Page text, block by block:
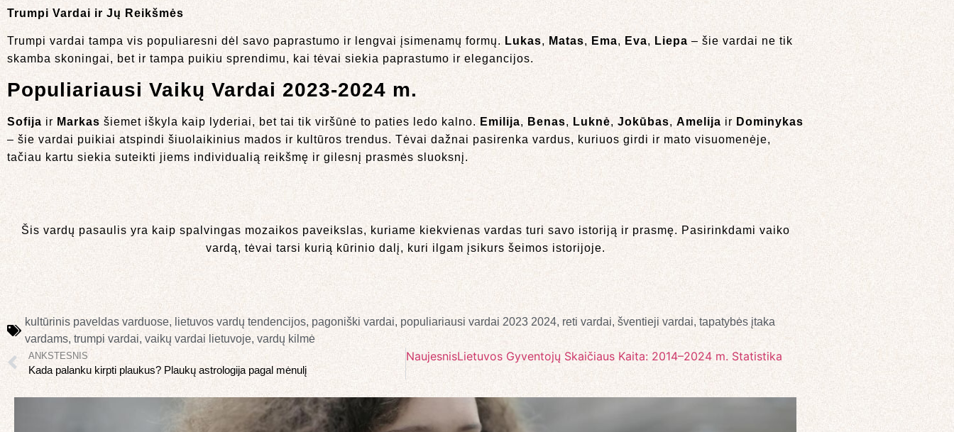
Trumpi Vardai ir Jų Reikšmės
Trumpi vardai tampa vis populiaresni dėl savo paprastumo ir lengvai įsimenamų formų. Lukas, Matas, Ema, Eva, Liepa – šie vardai ne tik
skamba skoningai, bet ir tampa puikiu sprendimu, kai tėvai siekia paprastumo ir elegancijos.
Populiariausi Vaikų Vardai 2023-2024 m.
Sofija ir Markas šiemet iškyla kaip lyderiai, bet tai tik viršūnė to paties ledo kalno. Emilija, Benas, Luknė, Jokūbas, Amelija ir Dominykas
– šie vardai puikiai atspindi šiuolaikinius mados ir kultūros trendus. Tėvai dažnai pasirenka vardus, kuriuos girdi ir mato visuomenėje,
tačiau kartu siekia suteikti jiems individualią reikšmę ir gilesnį prasmės sluoksnį.
Šis vardų pasaulis yra kaip spalvingas mozaikos paveikslas, kuriame kiekvienas vardas turi savo istoriją ir prasmę. Pasirinkdami vaiko
vardą, tėvai tarsi kurią kūrinio dalį, kuri ilgam įsikurs šeimos istorijoje.
kultūrinis paveldas varduose, lietuvos vardų tendencijos, pagoniški vardai, populiariausi vardai 2023 2024, reti vardai, šventieji vardai, tapatybės įtaka
vardams, trumpi vardai, vaikų vardai lietuvoje, vardų kilmė
ANKSTESNIS
Kada palanku kirpti plaukus? Plaukų astrologija pagal mėnulį
NaujesnisLietuvos Gyventojų Skaičiaus Kaita: 2014–2024 m. Statistika